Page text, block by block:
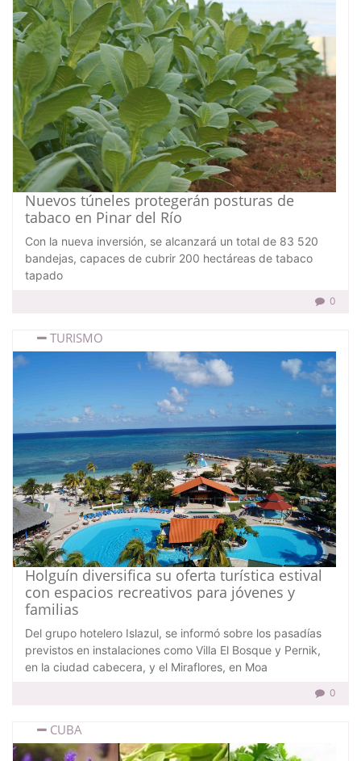
Nuevos túneles protegerán posturas de
tabaco en Pinar del Río
Con la nueva inversión, se alcanzará un total de 83 520
bandejas, capaces de cubrir 200 hectáreas de tabaco
tapado
0
TURISMO
Holguín diversifica su oferta turística estival
con espacios recreativos para jóvenes y
familias
Del grupo hotelero Islazul, se informó sobre los pasadías
previstos en instalaciones como Villa El Bosque y Pernik,
en la ciudad cabecera, y el Miraflores, en Moa
0
CUBA